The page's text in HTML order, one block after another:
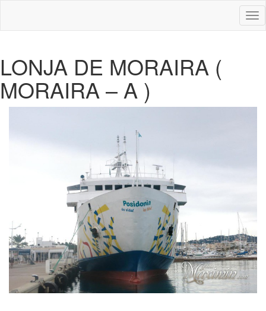
LONJA DE MORAIRA (
MORAIRA – A )